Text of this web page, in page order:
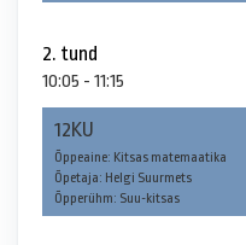
2. tund
10:05 - 11:15
12KU
Õppeaine: Kitsas matemaatika
Õpetaja: Helgi Suurmets
Õpperühm: Suu-kitsas